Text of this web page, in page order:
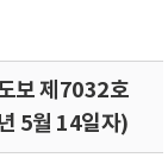
보 제7032호
5월 14일자)